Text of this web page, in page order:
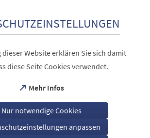
Website erklären Sie sich damit
diese Seite Cookies verwendet.
Mehr Infos
(Öffnet
einem
Tab)
Nur notwendige Cookies
anpassen